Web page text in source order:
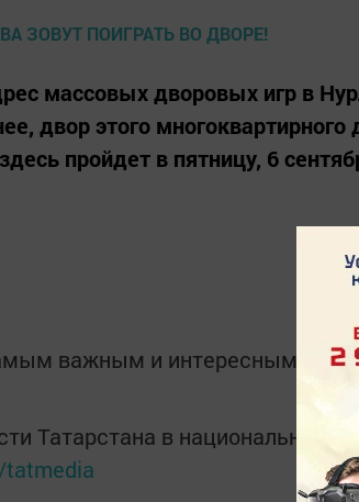
массовых дворовых игр в
двор этого многоквартирного
пройдет в пятницу, 6
важным и интересным в
Татарстана в национальном